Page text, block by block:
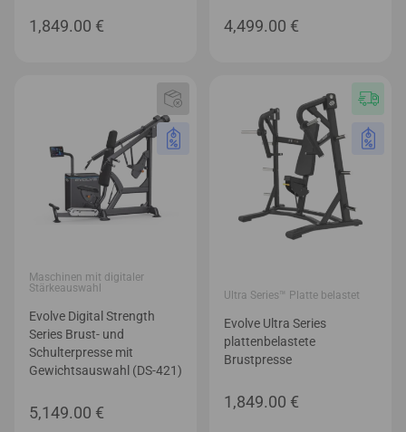
1,849.00 € 4,499.00 €
Maschinen mit digitaler
Stärkeauswahl
Evolve Digital Strength
Series Brust- und
Schulterpresse mit
Gewichtsauswahl (DS-421)
5,149.00 €
Ultra Series™ Platte belastet
Evolve Ultra Series
plattenbelastete
Brustpresse
1,849.00 €